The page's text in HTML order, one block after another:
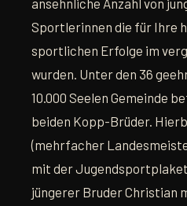
Sportlerinnen die für Ihre
sportlichen Erfolge im
wurden. Unter den 36
10.000 Seelen Gemeinde
beiden Kopp-Brüder.
(mehrfacher
mit der
jüngerer Bruder Christian